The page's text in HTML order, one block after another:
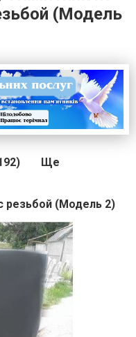
(Модель
Ще
резьбой (Модель 2)